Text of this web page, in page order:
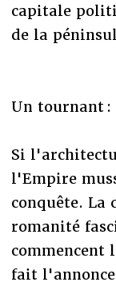
capitale
de la
Un tournant :
Si
l'Empire
conquête. La
romanité
commencent
fait